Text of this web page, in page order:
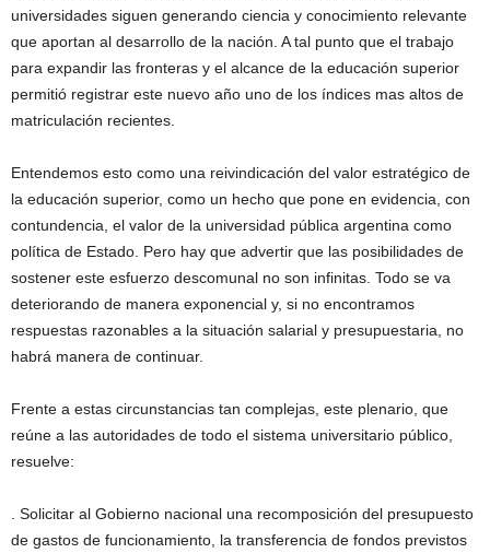
universidades siguen generando ciencia y conocimiento relevante
que aportan al desarrollo de la nación. A tal punto que el trabajo
para expandir las fronteras y el alcance de la educación superior
permitió registrar este nuevo año uno de los índices mas altos de
matriculación recientes.
Entendemos esto como una reivindicación del valor estratégico de
la educación superior, como un hecho que pone en evidencia, con
contundencia, el valor de la universidad pública argentina como
política de Estado. Pero hay que advertir que las posibilidades de
sostener este esfuerzo descomunal no son infinitas. Todo se va
deteriorando de manera exponencial y, si no encontramos
respuestas razonables a la situación salarial y presupuestaria, no
habrá manera de continuar.
Frente a estas circunstancias tan complejas, este plenario, que
reúne a las autoridades de todo el sistema universitario público,
resuelve:
. Solicitar al Gobierno nacional una recomposición del presupuesto
de gastos de funcionamiento, la transferencia de fondos previstos